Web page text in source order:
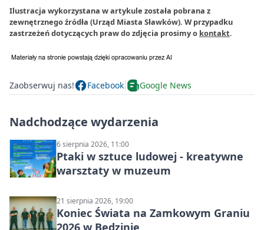
Ilustracja wykorzystana w artykule została pobrana z
zewnętrznego źródła (Urząd Miasta Sławków). W przypadku
zastrzeżeń dotyczących praw do zdjęcia prosimy o kontakt.
Zaobserwuj nas! Facebook Google News
Nadchodzące wydarzenia
6 sierpnia 2026, 11:00
Ptaki w sztuce ludowej - kreatywne
warsztaty w muzeum
21 sierpnia 2026, 19:00
Koniec Świata na Zamkowym Graniu
2026 w Będzinie